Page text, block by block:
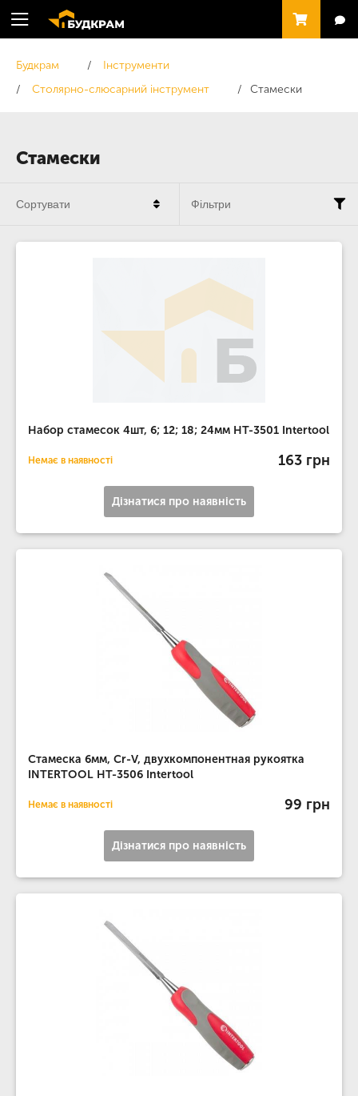
Стамески
Будкрам
Інструменти
Столярно-слюсарний інструмент
Стамески
Набор стамесок 4шт, 6; 12; 18; 24мм HT-3501 Intertool
Немає в наявності 163 грн
Дізнатися про наявність
Стамеска 6мм, Cr-V, двухкомпонентная рукоятка
INTERTOOL HT-3506 Intertool
Немає в наявності 99 грн
Дізнатися про наявність
Сортувати Фільтри